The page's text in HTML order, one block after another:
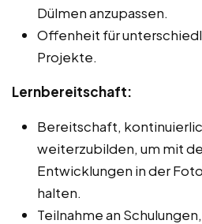
Dülmen anzupassen.
Offenheit für
Projekte.
Lernbereitschaft:
Bereitschaft,
weiterzubilden, um mit
Entwicklungen in der
halten.
Teilnahme an